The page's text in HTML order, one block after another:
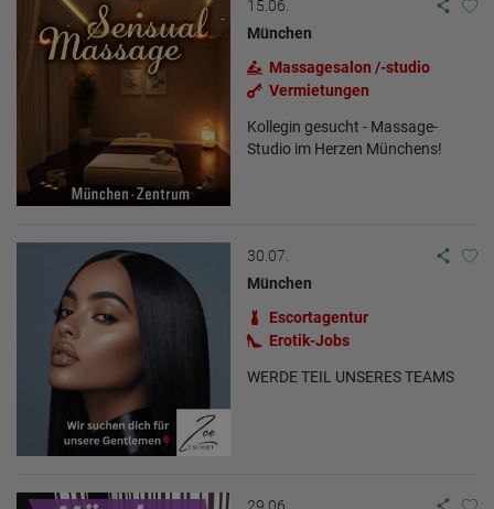
15.06.
München
Massagesalon /-studio
Vermietungen
Kollegin gesucht - Massage-
Studio im Herzen Münchens!
30.07.
München
Escortagentur
Erotik-Jobs
WERDE TEIL UNSERES TEAMS
29.06.